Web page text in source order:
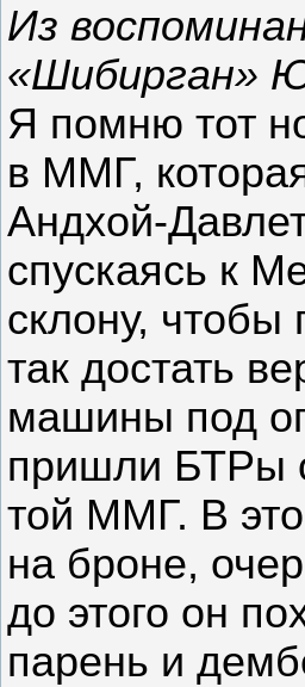
Из
«Шибирган»
Я помню тот
в ММГ,
Андхой-
спускаясь к
склону,
так достать
машины под
пришли БТРы
той ММГ. В
на броне,
до этого он
парень и